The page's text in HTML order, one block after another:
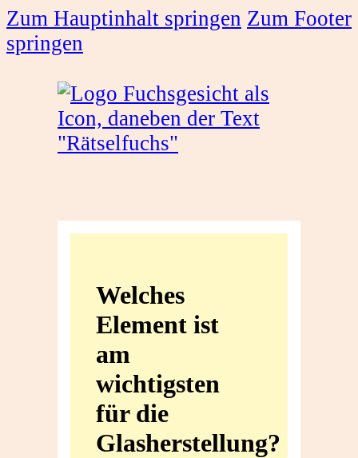
Zum Hauptinhalt springen Zum Footer
springen
Welches
Element
wichtigsten
Welches
Element ist
am
wichtigsten
für die
Glasherstellung?